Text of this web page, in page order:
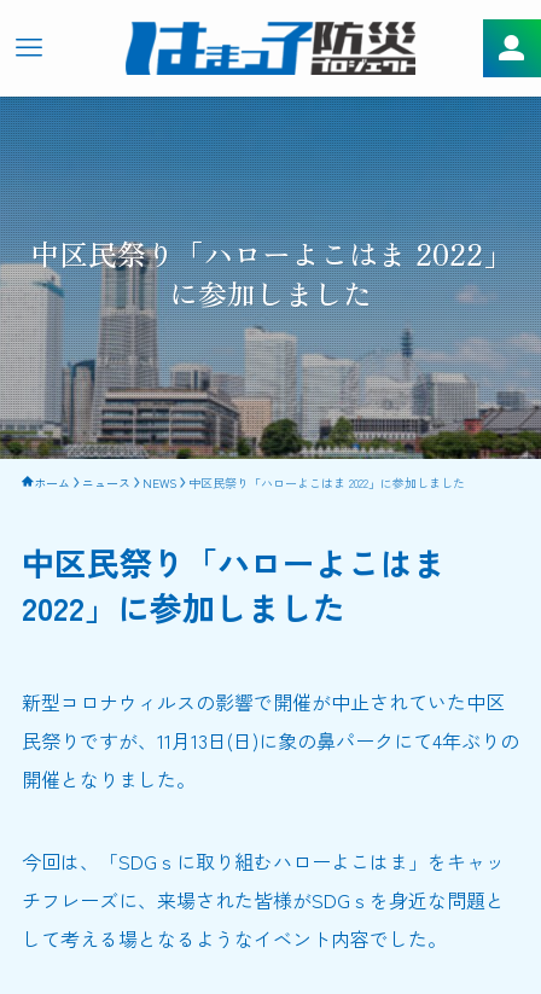
中区民祭り「ハローよこはま 2022」
に参加しました
ホーム ニュース NEWS 中区民祭り「ハローよこはま 2022」に参加しました
中区民祭り「ハローよこはま
2022」に参加しました
新型コロナウィルスの影響で開催が中止されていた中区
民祭りですが、11月13日(日)に象の鼻パークにて4年ぶりの
開催となりました。
今回は、「SDGｓに取り組むハローよこはま」をキャッ
チフレーズに、来場された皆様がSDGｓを身近な問題と
して考える場となるようなイベント内容でした。